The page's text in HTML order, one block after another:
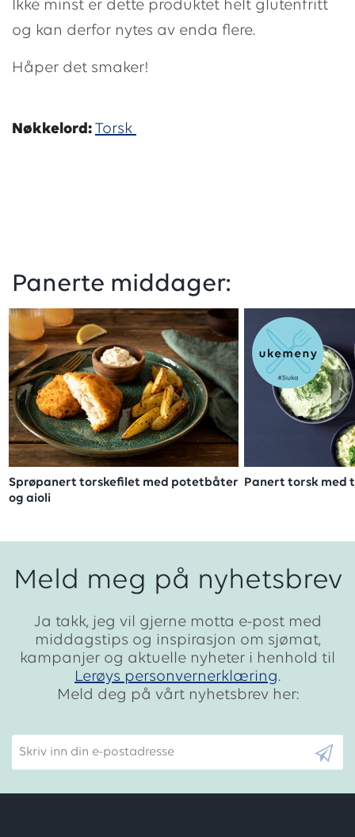
Ikke minst er dette produktet helt glutenfritt
og kan derfor nytes av enda flere.
Håper det smaker!
Nøkkelord: Torsk
Panerte middager:
Sprøpanert torskefilet med potetbåter
og aioli
Panert torsk med
Meld meg på nyhetsbrev
Ja takk, jeg vil gjerne motta e-post med
middagstips og inspirasjon om sjømat,
kampanjer og aktuelle nyheter i henhold til
Lerøys personvernerklæring.
Meld deg på vårt nyhetsbrev her: